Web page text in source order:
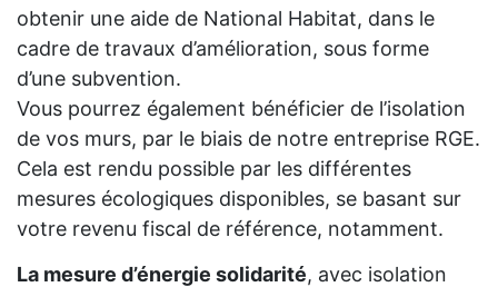
obtenir une aide de National Habitat, dans le
cadre de travaux d’amélioration, sous forme
d’une subvention.
Vous pourrez également bénéficier de l’isolation
de vos murs, par le biais de notre entreprise RGE.
Cela est rendu possible par les différentes
mesures écologiques disponibles, se basant sur
votre revenu fiscal de référence, notamment.
La mesure d’énergie solidarité, avec isolation